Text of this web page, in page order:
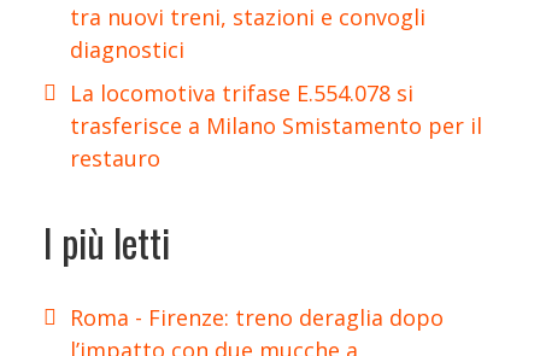
tra nuovi treni, stazioni e convogli
diagnostici
La locomotiva trifase E.554.078 si
trasferisce a Milano Smistamento per il
restauro
I più letti
Roma - Firenze: treno deraglia dopo
l’impatto con due mucche a